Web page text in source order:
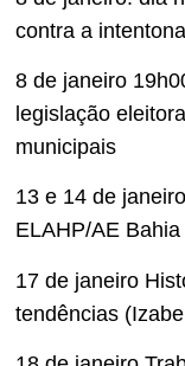
contra a
8 de janeiro
legislação
municipais
13 e 14 de
ELAHP/AE Bahia
17 de janeiro
tendências